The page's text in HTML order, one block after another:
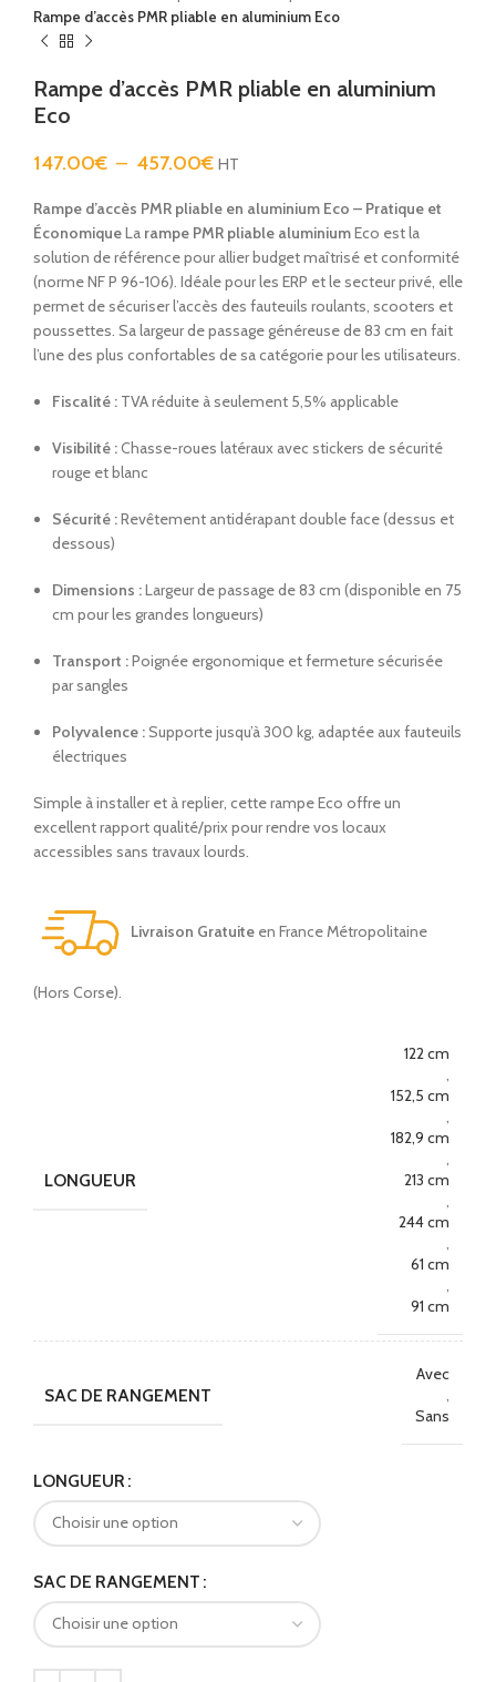
Rampe d’accès PMR pliable en aluminium Eco
Rampe d’accès PMR pliable en aluminium
Eco
147.00€ – 457.00€ HT
Rampe d’accès PMR pliable en aluminium Eco – Pratique et
ÉconomiqueLa rampe PMR pliable aluminiumEco est la
solution de référence pour allier budget maîtrisé et conformité
(norme NF P 96-106). Idéale pour les ERP et le secteur privé, elle
permet de sécuriser l’accès des fauteuils roulants, scooters et
poussettes. Sa largeur de passage généreuse de 83 cm en fait
l’une des plus confortables de sa catégorie pour les utilisateurs.
Fiscalité : TVA réduite à seulement 5,5% applicable
Visibilité :Chasse-roues latéraux avec stickers de sécurité
rouge et blanc
Sécurité :Revêtement antidérapant double face (dessus et
dessous)
Dimensions :Largeur de passage de 83 cm (disponible en 75
cm pour les grandes longueurs)
Transport :Poignée ergonomique et fermeture sécurisée
par sangles
Polyvalence :Supporte jusqu’à 300 kg, adaptée aux fauteuils
électriques
Simple à installer et à replier, cette rampe Eco offre un
excellent rapport qualité/prix pour rendre vos locaux
accessibles sans travaux lourds.
Livraison Gratuite en France Métropolitaine
(Hors Corse).
LONGUEUR
122 cm
,
152,5 cm
,
182,9 cm
,
213 cm
,
244 cm
,
61 cm
,
91 cm
SAC DE RANGEMENT
Avec
,
Sans
LONGUEUR
SAC DE RANGEMENT
Alternative: